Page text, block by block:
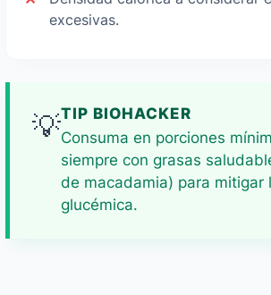
excesivas.
💡TIP BIOHACKER
Consuma en porciones
siempre con grasas
de macadamia) para mitigar
glucémica.